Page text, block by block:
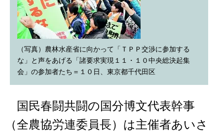
（写真）農林水産省に向かって「ＴＰＰ交渉に参加する
な」と声をあげる「諸要求実現１１・１０中央総決起集
会」の参加者たち＝１０日、東京都千代田区
国民春闘共闘の国分博文代表幹事
（全農協労連委員長）は主催者あいさ